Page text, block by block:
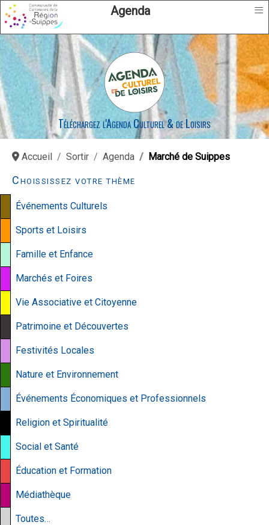
Agenda ≡
Téléchargez l'Agenda Culturel & de Loisirs
Accueil Sortir Agenda Marché de Suippes
Choississez votre thème
Événements Culturels
Sports et Loisirs
Famille et Enfance
Marchés et Foires
Vie Associative et Citoyenne
Patrimoine et Découvertes
Festivités Locales
Nature et Environnement
Événements Économiques et Professionnels
Religion et Spiritualité
Social et Santé
Éducation et Formation
Médiathèque
Toutes…